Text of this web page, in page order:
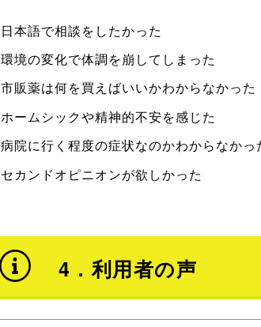
日本語で相談をしたかった
環境の変化で体調を崩してしまった
市販薬は何を買えばいいかわからなかった
ホームシックや精神的不安を感じた
病院に行く程度の症状なのかわからなかっ
セカンドオピニオンが欲しかった
4．利用者の声